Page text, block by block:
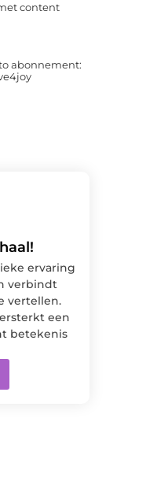
content
abonnement:
ervaring
verbindt
vertellen.
een
betekenis